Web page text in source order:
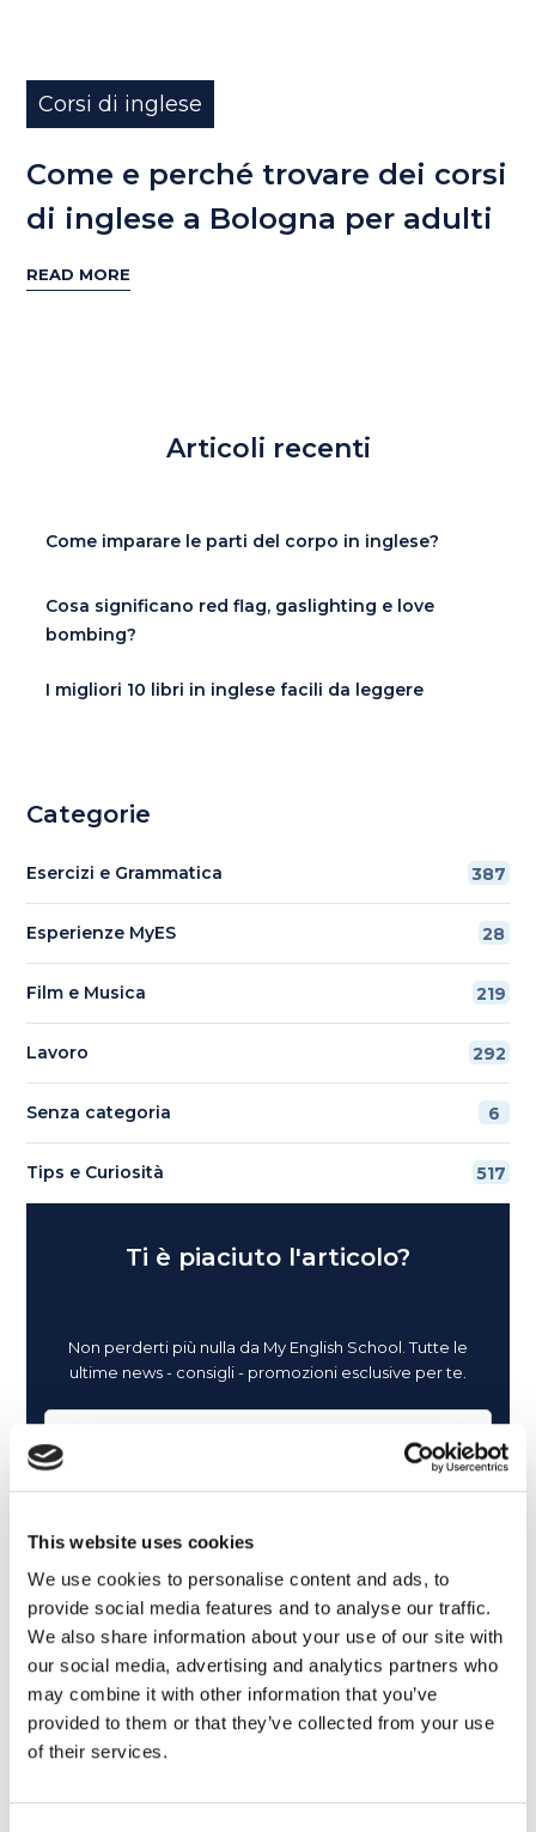
This website uses cookies
We use cookies to personalise content and ads, to
provide social media features and to analyse our traffic.
We also share information about your use of our site with
our social media, advertising and analytics partners who
may combine it with other information that you’ve
provided to them or that they’ve collected from your use
of their services.
Corsi di inglese
Come e perché trovare dei corsi
di inglese a Bologna per adulti
READ MORE
Articoli recenti
Come imparare le parti del corpo in inglese?
Cosa significano red flag, gaslighting e love
bombing?
I migliori 10 libri in inglese facili da leggere
Categorie
Esercizi e Grammatica 387
Esperienze MyES 28
Film e Musica 219
Lavoro 292
Senza categoria 6
Tips e Curiosità 517
Ti è piaciuto l'articolo?
Non perderti più nulla da My English School. Tutte le
ultime news - consigli - promozioni esclusive per te.